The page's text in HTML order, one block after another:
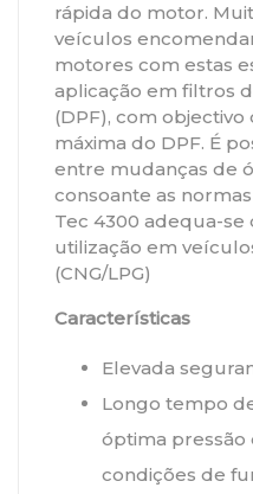
rápida do motor.
veículos
motores com estas
aplicação em filtros
(DPF), com
máxima do DPF. É
entre mudanças de
consoante as
Tec 4300 adequa-se
utilização em
(CNG/LPG)
Características
Elevada
Longo tempo
óptima pressão
condições de